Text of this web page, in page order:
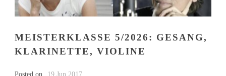
MEISTERKLASSE 5/2026: GESANG,
KLARINETTE, VIOLINE
Posted on
19 Jun 2017